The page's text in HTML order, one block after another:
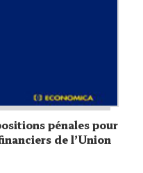
pénales pour
de l’Union